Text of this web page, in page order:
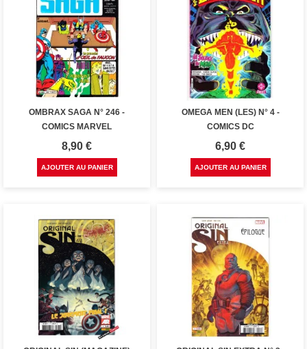
OMBRAX SAGA N° 246 -
COMICS MARVEL
Prix
8,90 €
AJOUTER AU PANIER
OMEGA MEN (LES) N° 4 -
COMICS DC
Prix
6,90 €
AJOUTER AU PANIER